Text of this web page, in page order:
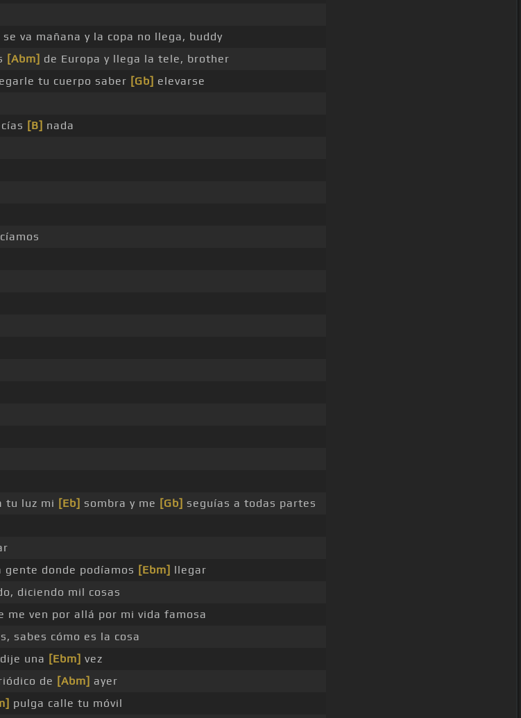
se va mañana y la copa no llega, buddy
[Abm] de Europa y llega la tele, brother
tu cuerpo saber [Gb] elevarse
[B] nada
tu luz mi [Eb] sombra y me [Gb] seguías a todas partes
donde podíamos [Ebm] llegar
diciendo mil cosas
me ven por allá por mi vida famosa
sabes cómo es la cosa
una [Ebm] vez
de [Abm] ayer
pulga calle tu móvil